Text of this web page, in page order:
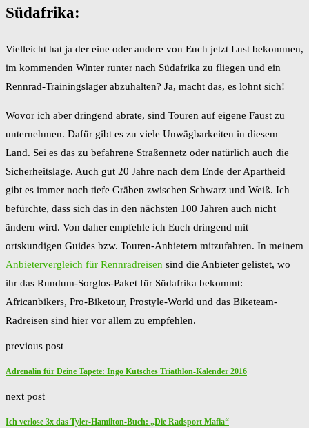
Südafrika:
Vielleicht hat ja der eine oder andere von Euch jetzt Lust bekommen,
im kommenden Winter runter nach Südafrika zu fliegen und ein
Rennrad-Trainingslager abzuhalten? Ja, macht das, es lohnt sich!
Wovor ich aber dringend abrate, sind Touren auf eigene Faust zu
unternehmen. Dafür gibt es zu viele Unwägbarkeiten in diesem
Land. Sei es das zu befahrene Straßennetz oder natürlich auch die
Sicherheitslage. Auch gut 20 Jahre nach dem Ende der Apartheid
gibt es immer noch tiefe Gräben zwischen Schwarz und Weiß. Ich
befürchte, dass sich das in den nächsten 100 Jahren auch nicht
ändern wird. Von daher empfehle ich Euch dringend mit
ortskundigen Guides bzw. Touren-Anbietern mitzufahren. In meinem
Anbietervergleich für Rennradreisen sind die Anbieter gelistet, wo
ihr das Rundum-Sorglos-Paket für Südafrika bekommt:
Africanbikers, Pro-Biketour, Prostyle-World und das Biketeam-
Radreisen sind hier vor allem zu empfehlen.
previous post
Adrenalin für Deine Tapete: Ingo Kutsches Triathlon-Kalender 2016
next post
Ich verlose 3x das Tyler-Hamilton-Buch: „Die Radsport Mafia“